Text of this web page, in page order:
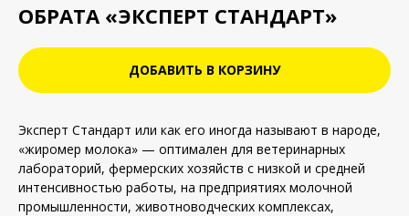
ОБРАТА «ЭКСПЕРТ СТАНДАРТ»
ДОБАВИТЬ В КОРЗИНУ
Эксперт Стандарт или как его иногда называют в народе,
«жиромер молока» — оптимален для ветеринарных
лабораторий, фермерских хозяйств с низкой и средней
интенсивностью работы, на предприятиях молочной
промышленности, животноводческих комплексах,